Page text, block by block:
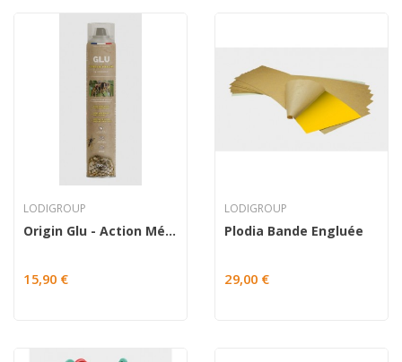
LODIGROUP
Origin Glu - Action Mécanique Paralysante
15,90 €
LODIGROUP
Plodia Bande Engluée
29,00 €